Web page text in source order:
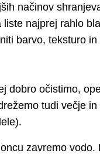
načinov
liste najprej rahlo
barvo, teksturo in
dobro očistimo,
tudi večje in
zavremo vodo.